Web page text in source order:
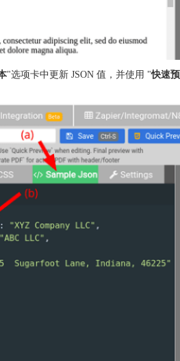
"选项卡中更新 JSON 值，并使用 "快速